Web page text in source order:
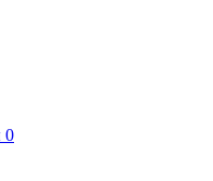
0